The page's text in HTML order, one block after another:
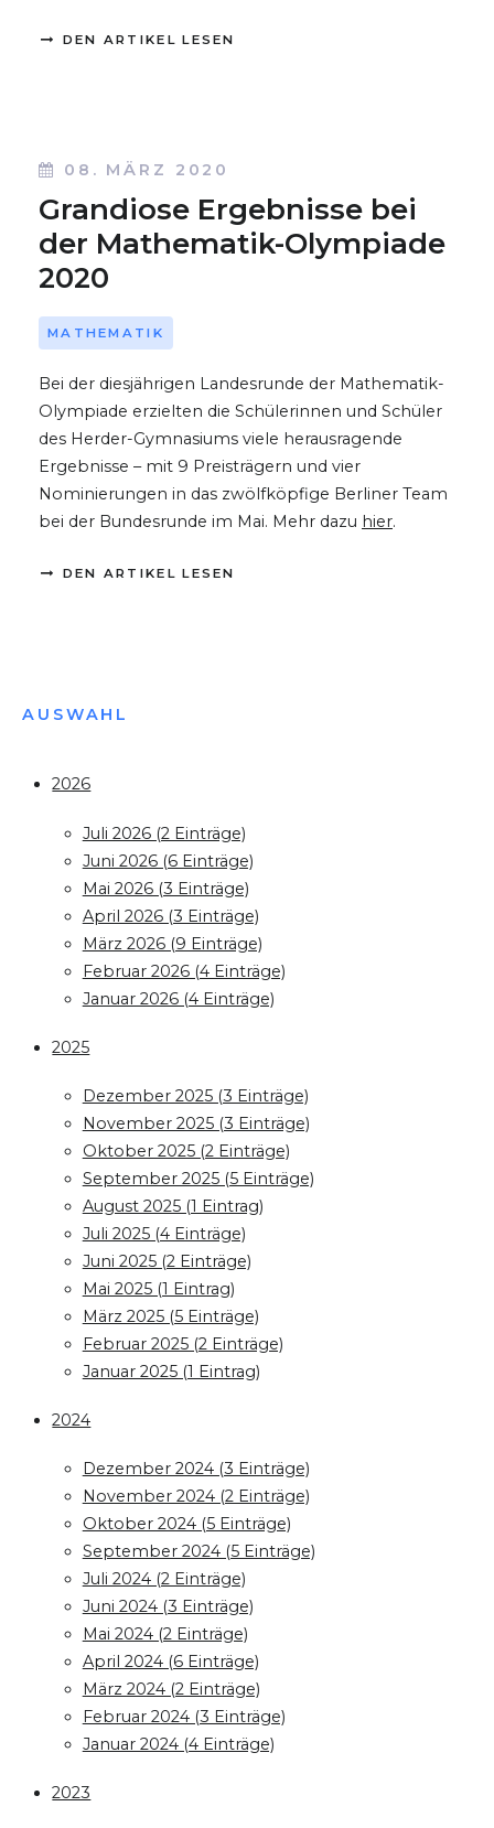
DEN ARTIKEL LESEN
08. MÄRZ 2020
Grandiose Ergebnisse bei
der Mathematik-Olympiade
2020
MATHEMATIK
Bei der diesjährigen Landesrunde der Mathematik-
Olympiade erzielten die Schülerinnen und Schüler
des Herder-Gymnasiums viele herausragende
Ergebnisse – mit 9 Preisträgern und vier
Nominierungen in das zwölfköpfige Berliner Team
bei der Bundesrunde im Mai. Mehr dazu hier.
DEN ARTIKEL LESEN
AUSWAHL
2026
Juli 2026 (2 Einträge)
Juni 2026 (6 Einträge)
Mai 2026 (3 Einträge)
April 2026 (3 Einträge)
März 2026 (9 Einträge)
Februar 2026 (4 Einträge)
Januar 2026 (4 Einträge)
2025
Dezember 2025 (3 Einträge)
November 2025 (3 Einträge)
Oktober 2025 (2 Einträge)
September 2025 (5 Einträge)
August 2025 (1 Eintrag)
Juli 2025 (4 Einträge)
Juni 2025 (2 Einträge)
Mai 2025 (1 Eintrag)
März 2025 (5 Einträge)
Februar 2025 (2 Einträge)
Januar 2025 (1 Eintrag)
2024
Dezember 2024 (3 Einträge)
November 2024 (2 Einträge)
Oktober 2024 (5 Einträge)
September 2024 (5 Einträge)
Juli 2024 (2 Einträge)
Juni 2024 (3 Einträge)
Mai 2024 (2 Einträge)
April 2024 (6 Einträge)
März 2024 (2 Einträge)
Februar 2024 (3 Einträge)
Januar 2024 (4 Einträge)
2023